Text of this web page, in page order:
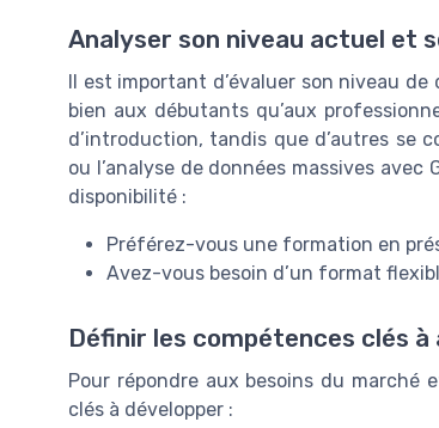
Analyser son niveau actuel et
Il est important d’évaluer son niveau
bien aux débutants qu’aux
d’introduction, tandis que d’autres se
ou l’analyse de données massives
disponibilité :
Préférez-vous une formation en
Avez-vous besoin d’un format
Définir les compétences clés à
Pour répondre aux besoins du marché
clés à développer :